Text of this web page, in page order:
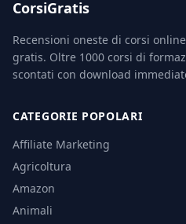
CorsiGratis
Recensioni oneste di corsi
gratis. Oltre 1000 corsi di
scontati con download
CATEGORIE POPOLARI
Affiliate Marketing
Agricoltura
Amazon
Animali